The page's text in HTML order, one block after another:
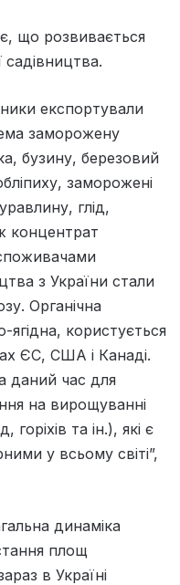
що розвивається
садівництва.
експортували
заморожену
бузину, березовий
заморожені
глід,
концентрат
з України стали
Органічна
користується
ЄС, США і Канаді.
даний час для
на вирощуванні
горіхів та ін.), які є
у всьому світі”,
динаміка
площ
в Україні